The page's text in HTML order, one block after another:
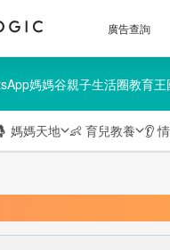
廣告查詢
媽媽谷親子生活圈教育王
媽媽天地 👶 育兒教養 👂